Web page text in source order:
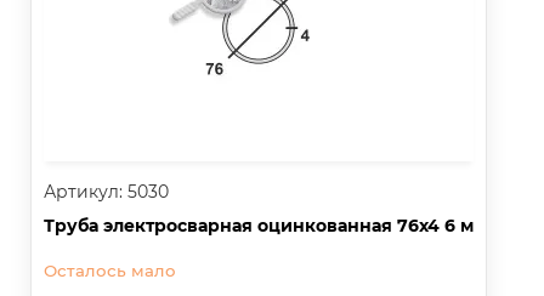
Артикул: 5030
Труба электросварная оцинкованная 76х4 6 м
Осталось мало